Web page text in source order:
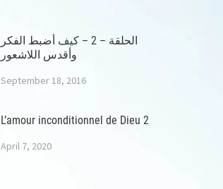
الحلقة – 2 – كيف أضبط الفكر
وأقدس اللاشعور
September 18, 2016
L’amour inconditionnel de Dieu 2
April 7, 2020